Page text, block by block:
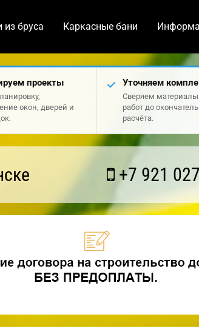
из бруса Каркасные бани
проекты
окон, дверей и
Уточняем
Сверяем материалы
работ до
расчёта.
+7 921